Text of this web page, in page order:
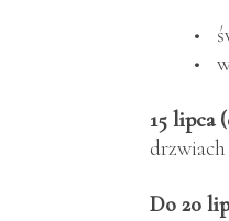
•
•
15 lipca
drzwiach
Do 20